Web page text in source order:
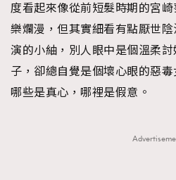
度看起來像從前短髮時期的宮
樂爛漫，但其實細看有點厭世
演的小紬，別人眼中是個溫柔
子，卻總自覺是個壞心眼的惡
哪些是真心，哪裡是假意。